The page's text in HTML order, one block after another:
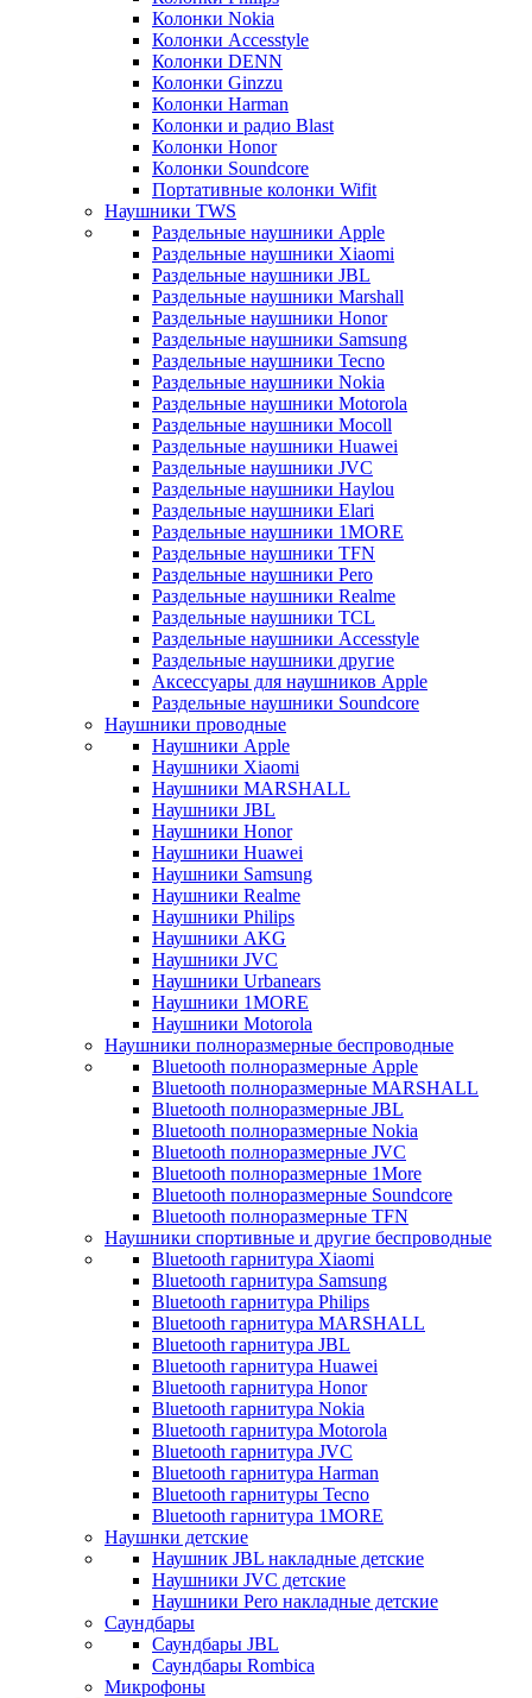
Колонки Nokia
Колонки Accesstyle
Колонки DENN
Колонки Ginzzu
Колонки Harman
Колонки и радио Blast
Колонки Honor
Колонки Soundcore
Портативные колонки Wifit
Наушники TWS
Раздельные наушники Apple
Раздельные наушники Xiaomi
Раздельные наушники JBL
Раздельные наушники Marshall
Раздельные наушники Honor
Раздельные наушники Samsung
Раздельные наушники Tecno
Раздельные наушники Nokia
Раздельные наушники Motorola
Раздельные наушники Mocoll
Раздельные наушники Huawei
Раздельные наушники JVC
Раздельные наушники Haylou
Раздельные наушники Elari
Раздельные наушники 1MORE
Раздельные наушники TFN
Раздельные наушники Pero
Раздельные наушники Realme
Раздельные наушники TCL
Раздельные наушники Accesstyle
Раздельные наушники другие
Аксессуары для наушников Apple
Раздельные наушники Soundcore
Наушники проводные
Наушники Apple
Наушники Xiaomi
Наушники MARSHALL
Наушники JBL
Наушники Honor
Наушники Huawei
Наушники Samsung
Наушники Realme
Наушники Philips
Наушники AKG
Наушники JVC
Наушники Urbanears
Наушники 1MORE
Наушники Motorola
Наушники полноразмерные беспроводные
Bluetooth полноразмерные Apple
Bluetooth полноразмерные MARSHALL
Bluetooth полноразмерные JBL
Bluetooth полноразмерные Nokia
Bluetooth полноразмерные JVC
Bluetooth полноразмерные 1More
Bluetooth полноразмерные Soundcore
Bluetooth полноразмерные TFN
Наушники спортивные и другие беспроводные
Bluetooth гарнитура Xiaomi
Bluetooth гарнитура Samsung
Bluetooth гарнитура Philips
Bluetooth гарнитура MARSHALL
Bluetooth гарнитура JBL
Bluetooth гарнитура Huawei
Bluetooth гарнитура Honor
Bluetooth гарнитура Nokia
Bluetooth гарнитура Motorola
Bluetooth гарнитура JVC
Bluetooth гарнитура Harman
Bluetooth гарнитуры Tecno
Bluetooth гарнитура 1MORE
Наушнки детские
Наушник JBL накладные детские
Наушники JVC детские
Наушники Pero накладные детские
Саундбары
Саундбары JBL
Саундбары Rombica
Микрофоны